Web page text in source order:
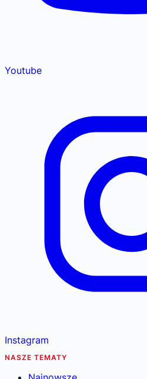
Youtube
Instagram
NASZE TEMATY